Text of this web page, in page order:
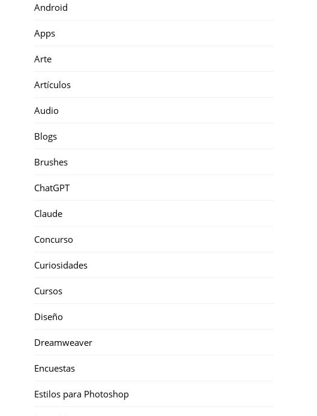
Android
Apps
Arte
Artículos
Audio
Blogs
Brushes
ChatGPT
Claude
Concurso
Curiosidades
Cursos
Diseño
Dreamweaver
Encuestas
Estilos para Photoshop